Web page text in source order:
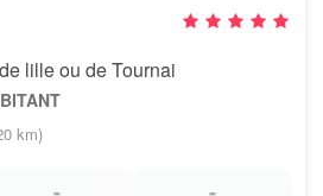
lille ou de Tournai
km)